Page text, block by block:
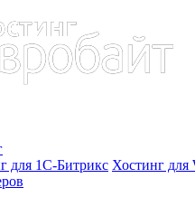
для 1С-Битрикс Хостинг для